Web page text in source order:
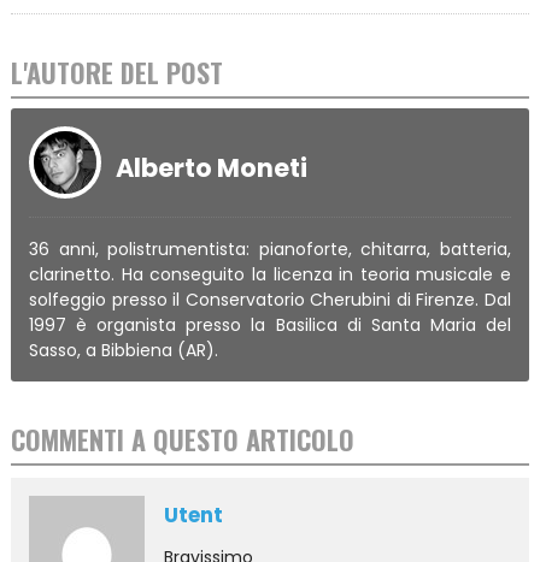
L'AUTORE DEL POST
Alberto Moneti
36 anni, polistrumentista: pianoforte, chitarra, batteria,
clarinetto. Ha conseguito la licenza in teoria musicale e
solfeggio presso il Conservatorio Cherubini di Firenze. Dal
1997 è organista presso la Basilica di Santa Maria del
Sasso, a Bibbiena (AR).
COMMENTI A QUESTO ARTICOLO
Utent